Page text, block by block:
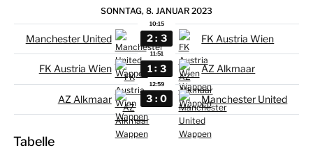
SONNTAG, 8. JANUAR 2023
10:15
Manchester United 2 : 3 FK Austria Wien
11:51
FK Austria Wien 1 : 3 AZ Alkmaar
12:59
AZ Alkmaar 3 : 0 Manchester United
Tabelle